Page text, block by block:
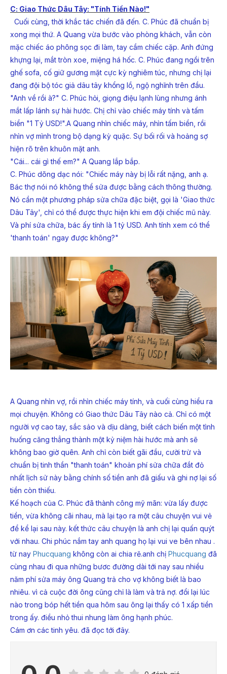
C: Giao Thức Dâu Tây: "Tính Tiền Nào!"
Cuối cùng, thời khắc tác chiến đã đến. C. Phúc đã chuẩn bị
xong mọi thứ. A Quang vừa bước vào phòng khách, vẫn còn
mặc chiếc áo phông sọc đi làm, tay cầm chiếc cặp. Anh đứng
khựng lại, mắt tròn xoe, miệng há hốc. C. Phúc đang ngồi trên
ghế sofa, cố giữ gương mặt cực kỳ nghiêm túc, nhưng chị lại
đang đội bộ tóc giả dâu tây khổng lồ, ngộ nghĩnh trên đầu.
"Anh về rồi à?" C. Phúc hỏi, giọng điệu lạnh lùng nhưng ánh
mắt lấp lánh sự hài hước. Chị chỉ vào chiếc máy tính và tấm
biển "1 Tỷ USD!".A Quang nhìn chiếc máy, nhìn tấm biển, rồi
nhìn vợ mình trong bộ dạng kỳ quặc. Sự bối rối và hoảng sợ
hiện rõ trên khuôn mặt anh.
"Cái... cái gì thế em?" A Quang lắp bắp.
C. Phúc dõng dạc nói: "Chiếc máy này bị lỗi rất nặng, anh ạ.
Bác thợ nói nó không thể sửa được bằng cách thông thường.
Nó cần một phương pháp sửa chữa đặc biệt, gọi là 'Giao thức
Dâu Tây', chỉ có thể được thực hiện khi em đội chiếc mũ này.
Và phí sửa chữa, bác ấy tính là 1 tỷ USD. Anh tính xem có thể
'thanh toán' ngay được không?"
A Quang nhìn vợ, rồi nhìn chiếc máy tính, và cuối cùng hiểu ra
mọi chuyện. Không có Giao thức Dâu Tây nào cả. Chỉ có một
người vợ cao tay, sắc sảo và dịu dàng, biết cách biến một tình
huống căng thẳng thành một kỷ niệm hài hước mà anh sẽ
không bao giờ quên. Anh chỉ còn biết gãi đầu, cười trừ và
chuẩn bị tinh thần "thanh toán" khoản phí sửa chữa đắt đỏ
nhất lịch sử này bằng chính số tiền anh đã giấu và ghi nợ lại số
tiền còn thiếu.
Kế hoạch của C. Phúc đã thành công mỹ mãn: vừa lấy được
tiền, vừa không cãi nhau, mà lại tạo ra một câu chuyện vui vẻ
để kể lại sau này. kết thức câu chuyện là anh chị lại quấn quýt
với nhau. Chi phúc nắm tay anh quang họ lại vui ve bên nhau .
từ nay Phucquang không còn ai chia rẽ.anh chị Phucquang đã
cùng nhau đi qua những bươc đường dài tới nay sau nhiều
năm phí sửa máy ông Quang trả cho vợ không biết là bao
nhiêu. vì cả cuộc đời ông cũng chỉ là làm và trả nợ. đổi lại lúc
nào trong bóp hết tiền qua hôm sau ông lại thấy có 1 xấp tiền
trong ấy. điều nhỏ thui nhung làm ông hạnh phúc.
Cám ơn các tinh yêu. đã đọc tới đây .